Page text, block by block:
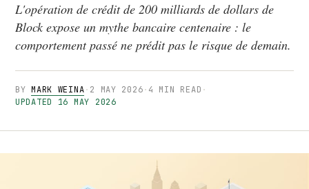
L'opération de crédit de 200 milliards de dollars de
Block expose un mythe bancaire centenaire : le
comportement passé ne prédit pas le risque de demain.
BYMARK WEINA· 2 MAY 2026· 4 MIN READ ·
UPDATED 16 MAY 2026